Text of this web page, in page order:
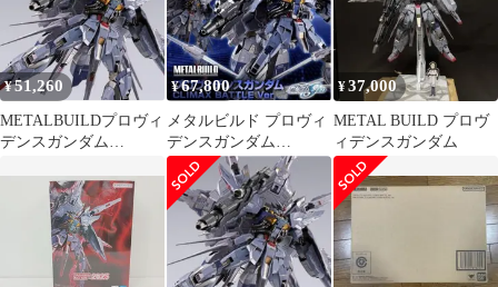
¥51,260
METALBUILDプロヴィ
デンスガンダム
¥67,800
メタルビルド プロヴィ
デンスガンダム
CLIMAX BATTLE Ver.
¥37,000
METAL BUILD プロヴ
ィデンスガンダム